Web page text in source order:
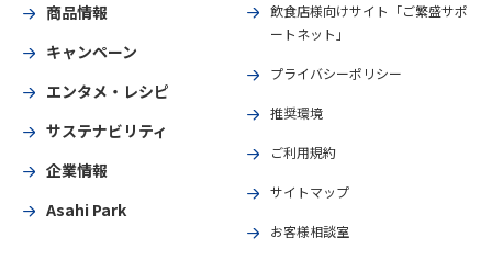
商品情報
キャンペーン
エンタメ・レシピ
サステナビリティ
企業情報
Asahi Park
飲食店様向けサイト「ご繁盛サポ
ートネット」
プライバシーポリシー
推奨環境
ご利用規約
サイトマップ
お客様相談室